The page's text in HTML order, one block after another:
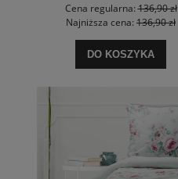
Cena regularna:136,90 zł
Najniższa cena: 136,90 zł
DO KOSZYKA